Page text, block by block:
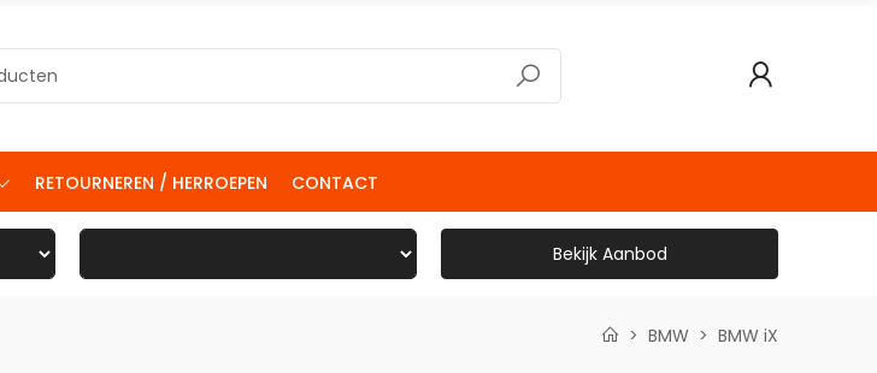
RETOURNEREN / HERROEPEN CONTACT
Bekijk Aanbod
BMW BMW iX